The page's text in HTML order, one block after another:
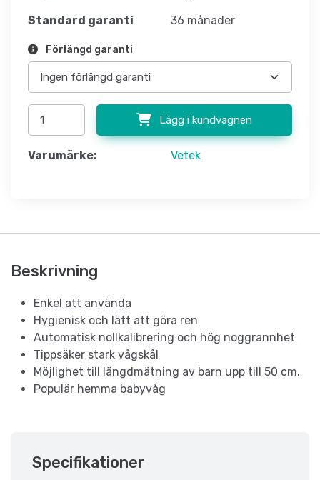
Standard garanti 36 månader
Förlängd garanti
Lägg i kundvagnen
Varumärke: Vetek
Beskrivning
Enkel att använda
Hygienisk och lätt att göra ren
Automatisk nollkalibrering och hög noggrannhet
Tippsäker stark vågskål
Möjlighet till längdmätning av barn upp till 50 cm.
Populär hemma babyvåg
Specifikationer